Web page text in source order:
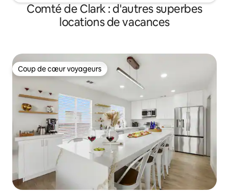
Comté de Clark : d'autres superbes
locations de vacances
Coup de cœur voyageurs
Coup de cœur voyageurs